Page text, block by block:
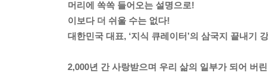
머리에 쏙쏙 들어오는 설명으로!
이보다 더 쉬울 수는 없다!
대한민국 대표, ‘지식 큐레이터’의 삼국지 끝내기
2,000년 간 사랑받으며 우리 삶의 일부가 되어 버